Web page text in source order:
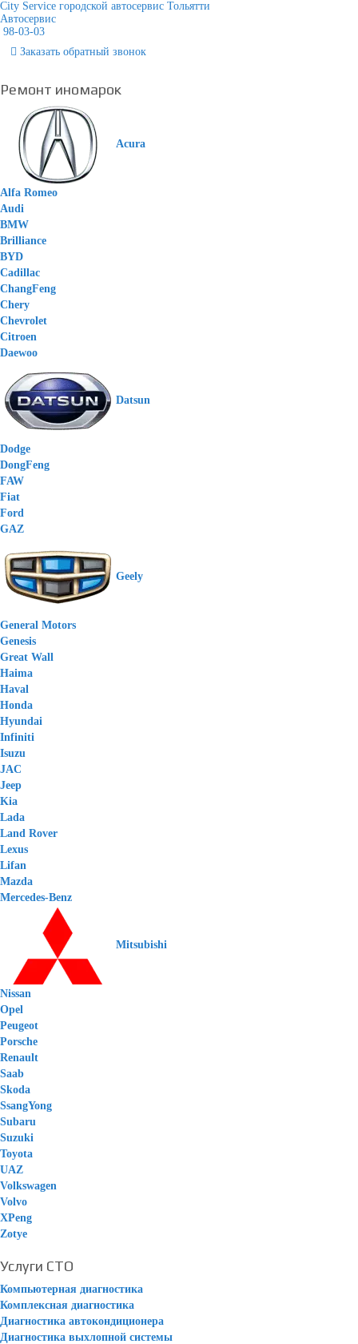
City Service городской автосервис Тольятти
Автосервис
98-03-03
Заказать обратный звонок
Ремонт иномарок
Acura
Alfa Romeo
Audi
BMW
Brilliance
BYD
Cadillac
ChangFeng
Chery
Chevrolet
Citroen
Daewoo
Datsun
Dodge
DongFeng
FAW
Fiat
Ford
GAZ
Geely
General Motors
Genesis
Great Wall
Haima
Haval
Honda
Hyundai
Infiniti
Isuzu
JAC
Jeep
Kia
Lada
Land Rover
Lexus
Lifan
Mazda
Mercedes-Benz
Mitsubishi
Nissan
Opel
Peugeot
Porsche
Renault
Saab
Skoda
SsangYong
Subaru
Suzuki
Toyota
UAZ
Volkswagen
Volvo
XPeng
Zotye
Услуги СТО
Компьютерная диагностика
Комплексная диагностика
Диагностика автокондиционера
Диагностика выхлопной системы